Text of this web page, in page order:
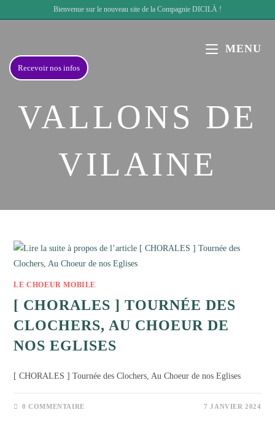
to
Bienvenue sur le nouveau site de la Compagnie DICILÀ !
MENU
VALLONS DE
VILAINE
LE CHOEUR MOBILE
[ CHORALES ] TOURNÉE DES
CLOCHERS, AU CHOEUR DE
NOS EGLISES
[ CHORALES ] Tournée des Clochers, Au Choeur de nos Eglises
0 COMMENTAIRE 7 JANVIER 2024
Recevoir nos infos